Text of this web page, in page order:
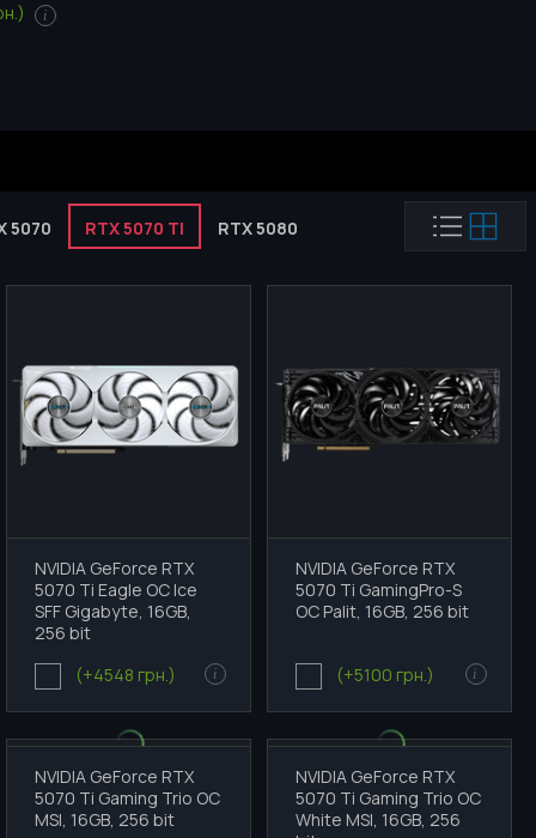
i
5070 RTX 5070 TI RTX 5080 AMD
NVIDIA GeForce RTX
5070 Ti Eagle OC Ice
SFF Gigabyte, 16GB,
256 bit
(+4548 грн.)
i
NVIDIA GeForce RTX
5070 Ti GamingPro-S
OC Palit, 16GB, 256 bit
(+5100 грн.) i
NVIDIA GeForce RTX
5070 Ti Gaming Trio OC
MSI, 16GB, 256 bit
NVIDIA GeForce RTX
5070 Ti Gaming Trio OC
White MSI, 16GB, 256